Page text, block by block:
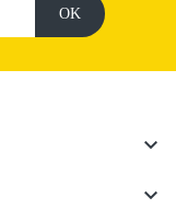

